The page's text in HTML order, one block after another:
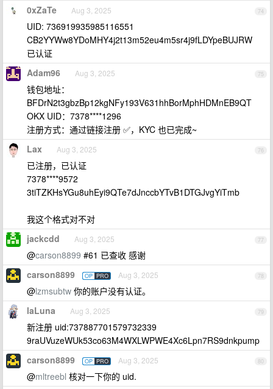
74
0xZaTe Aug 3, 2025
UID: 736919935985116551
CB2YYWw8YDoMHY4j2t13m52eu4m5sr4j9fLDYpeBUJRW
已认证
75
Adam96 Aug 3, 2025
钱包地址：
BFDrN2t3gbzBp12kgNFy193V631hhBorMphHDMnEB9QT
OKX UID：7378****1296
注册方式：通过链接注册 ✅，KYC 也已完成~
76
Lax Aug 3, 2025
已注册，已认证
7378****9572
3tiTZKHsYGu8uhEyi9QTe7dJnccbYTvB1DTGJvgYiTmb
我这个格式对不对
77
jackcdd Aug 3, 2025
@carson8899 #61 已查收 感谢
78
carson8899 OP PRO Aug 3, 2025
@lzmsubtw 你的账户没有认证。
79
laLuna Aug 3, 2025
新注册 uid:737887701579732339
9raUVuzeWUk53co63M4WXLWPWE4Xc6Lpn7RS9dnkpump
80
carson8899 OP PRO Aug 3, 2025
@mltreebl 核对一下你的 uid.